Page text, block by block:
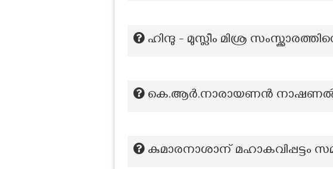
ഹിന്ദു - മുസ്ലീം മിശ്ര
കെ.ആർ.നാരായണൻ നാഷണൽ
കുമാരനാശാന് മഹാകവിപ്പട്ടം